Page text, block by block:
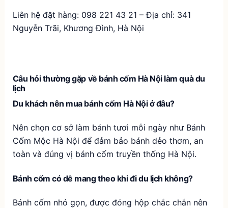
Liên hệ đặt hàng: 098 221 43 21 – Địa chỉ: 341
Nguyễn Trãi, Khương Đình, Hà Nội
Câu hỏi thường gặp về bánh cốm Hà Nội làm quà du
lịch
Du khách nên mua bánh cốm Hà Nội ở đâu?
Nên chọn cơ sở làm bánh tươi mỗi ngày như Bánh
Cốm Mộc Hà Nội để đảm bảo bánh dẻo thơm, an
toàn và đúng vị bánh cốm truyền thống Hà Nội.
Bánh cốm có dễ mang theo khi đi du lịch không?
Bánh cốm nhỏ gọn, được đóng hộp chắc chắn nên